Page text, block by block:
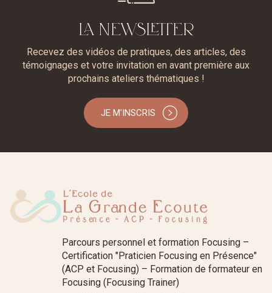
LA NEWSLETTER
Recevez des vidéos de pratiques, des articles, des
témoignages et votre invitation en avant première aux
prochains ateliers thématiques !
JE M'INSCRIS
Parcours personnel et formation Focusing –
Certification "Praticien Focusing en Présence"
(ACP et Focusing) – Formation de formateur en
Focusing (Focusing Trainer)